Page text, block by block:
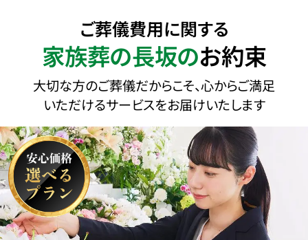
ご葬儀費用に関する
家族葬の長坂のお約束
大切な方のご葬儀だからこそ、心からご満足
いただけるサービスをお届けいたします